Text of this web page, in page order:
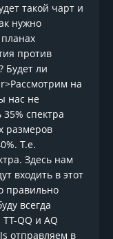
такой чарт и
нужно
против
Будет ли
на
нас не
спектра
размеров
Т.е.
Здесь нам
входить в этот
правильно
всегда
QQ и AQ
отправляем в